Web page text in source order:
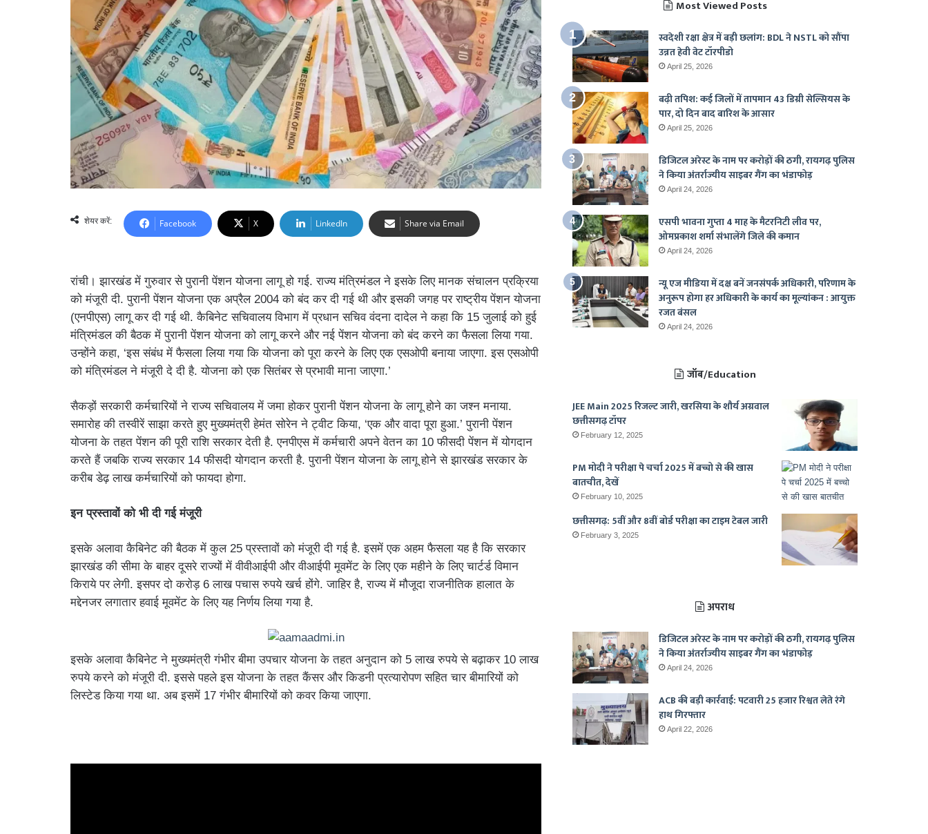
शेयर करें: Facebook X LinkedIn Share via Email
रांची। झारखंड में गुरुवार से पुरानी पेंशन योजना लागू हो गई. राज्य मंत्रिमंडल ने इसके लिए मानक संचालन प्रक्रिया
को मंजूरी दी. पुरानी पेंशन योजना एक अप्रैल 2004 को बंद कर दी गई थी और इसकी जगह पर राष्ट्रीय पेंशन योजना
(एनपीएस) लागू कर दी गई थी. कैबिनेट सचिवालय विभाग में प्रधान सचिव वंदना दादेल ने कहा कि 15 जुलाई को हुई
मंत्रिमंडल की बैठक में पुरानी पेंशन योजना को लागू करने और नई पेंशन योजना को बंद करने का फैसला लिया गया.
उन्होंने कहा, ‘इस संबंध में फैसला लिया गया कि योजना को पूरा करने के लिए एक एसओपी बनाया जाएगा. इस एसओपी
को मंत्रिमंडल ने मंजूरी दे दी है. योजना को एक सितंबर से प्रभावी माना जाएगा.’
सैकड़ों सरकारी कर्मचारियों ने राज्य सचिवालय में जमा होकर पुरानी पेंशन योजना के लागू होने का जश्न मनाया.
समारोह की तस्वीरें साझा करते हुए मुख्यमंत्री हेमंत सोरेन ने ट्वीट किया, ‘एक और वादा पूरा हुआ.’ पुरानी पेंशन
योजना के तहत पेंशन की पूरी राशि सरकार देती है. एनपीएस में कर्मचारी अपने वेतन का 10 फीसदी पेंशन में योगदान
करते हैं जबकि राज्य सरकार 14 फीसदी योगदान करती है. पुरानी पेंशन योजना के लागू होने से झारखंड सरकार के
करीब डेढ़ लाख कर्मचारियों को फायदा होगा.
इन प्रस्तावों को भी दी गई मंजूरी
इसके अलावा कैबिनेट की बैठक में कुल 25 प्रस्तावों को मंजूरी दी गई है. इसमें एक अहम फैसला यह है कि सरकार
झारखंड की सीमा के बाहर दूसरे राज्यों में वीवीआईपी और वीआईपी मूवमेंट के लिए एक महीने के लिए चार्टर्ड विमान
किराये पर लेगी. इसपर दो करोड़ 6 लाख पचास रुपये खर्च होंगे. जाहिर है, राज्य में मौजूदा राजनीतिक हालात के
मद्देनजर लगातार हवाई मूवमेंट के लिए यह निर्णय लिया गया है.
इसके अलावा कैबिनेट ने मुख्यमंत्री गंभीर बीमा उपचार योजना के तहत अनुदान को 5 लाख रुपये से बढ़ाकर 10 लाख
रुपये करने को मंजूरी दी. इससे पहले इस योजना के तहत कैंसर और किडनी प्रत्यारोपण सहित चार बीमारियों को
लिस्टेड किया गया था. अब इसमें 17 गंभीर बीमारियों को कवर किया जाएगा.
Most Viewed Posts
स्वदेशी रक्षा क्षेत्र में बड़ी छलांग: BDL ने NSTL को सौंपा
उन्नत हेवी वेट टॉरपीडो
April 25, 2026
बढ़ी तपिश: कई जिलों में तापमान 43 डिग्री सेल्सियस के
पार, दो दिन बाद बारिश के आसार
April 25, 2026
डिजिटल अरेस्ट के नाम पर करोड़ों की ठगी, रायगढ़ पुलिस
ने किया अंतर्राज्यीय साइबर गैंग का भंडाफोड़
April 24, 2026
एसपी भावना गुप्ता 4 माह के मैटरनिटी लीव पर,
ओमप्रकाश शर्मा संभालेंगे जिले की कमान
April 24, 2026
न्यू एज मीडिया में दक्ष बनें जनसंपर्क अधिकारी, परिणाम के
अनुरूप होगा हर अधिकारी के कार्य का मूल्यांकन : आयुक्त
रजत बंसल
April 24, 2026
जॉब/Education
JEE Main 2025 रिजल्ट जारी, खरसिया के शौर्य अग्रवाल
छत्तीसगढ़ टॉपर
February 12, 2025
PM मोदी ने परीक्षा पे चर्चा 2025 में बच्चो से की खास
बातचीत, देखें
February 10, 2025
छत्तीसगढ़: 5वीं और 8वीं बोर्ड परीक्षा का टाइम टेबल जारी
February 3, 2025
अपराध
डिजिटल अरेस्ट के नाम पर करोड़ों की ठगी, रायगढ़ पुलिस
ने किया अंतर्राज्यीय साइबर गैंग का भंडाफोड़
April 24, 2026
ACB की बड़ी कार्रवाई: पटवारी 25 हजार रिश्वत लेते रंगे
हाथ गिरफ्तार
April 22, 2026